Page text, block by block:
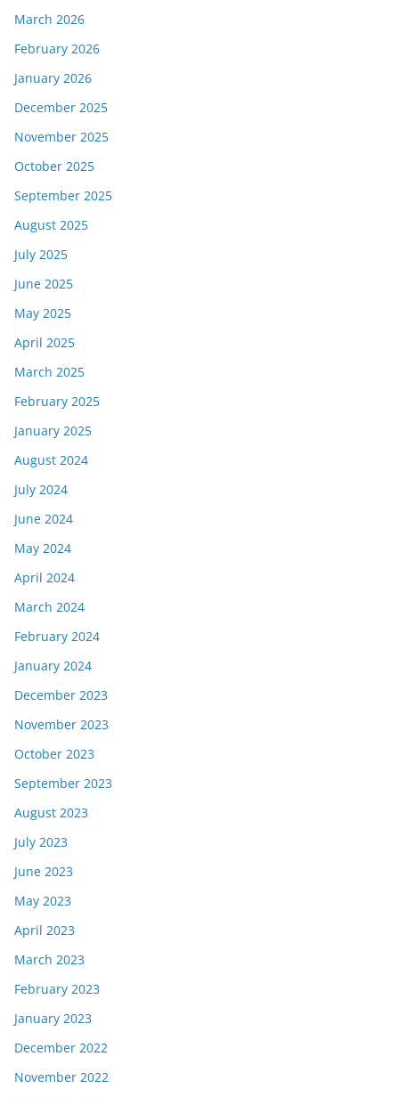
March 2026
February 2026
January 2026
December 2025
November 2025
October 2025
September 2025
August 2025
July 2025
June 2025
May 2025
April 2025
March 2025
February 2025
January 2025
August 2024
July 2024
June 2024
May 2024
April 2024
March 2024
February 2024
January 2024
December 2023
November 2023
October 2023
September 2023
August 2023
July 2023
June 2023
May 2023
April 2023
March 2023
February 2023
January 2023
December 2022
November 2022